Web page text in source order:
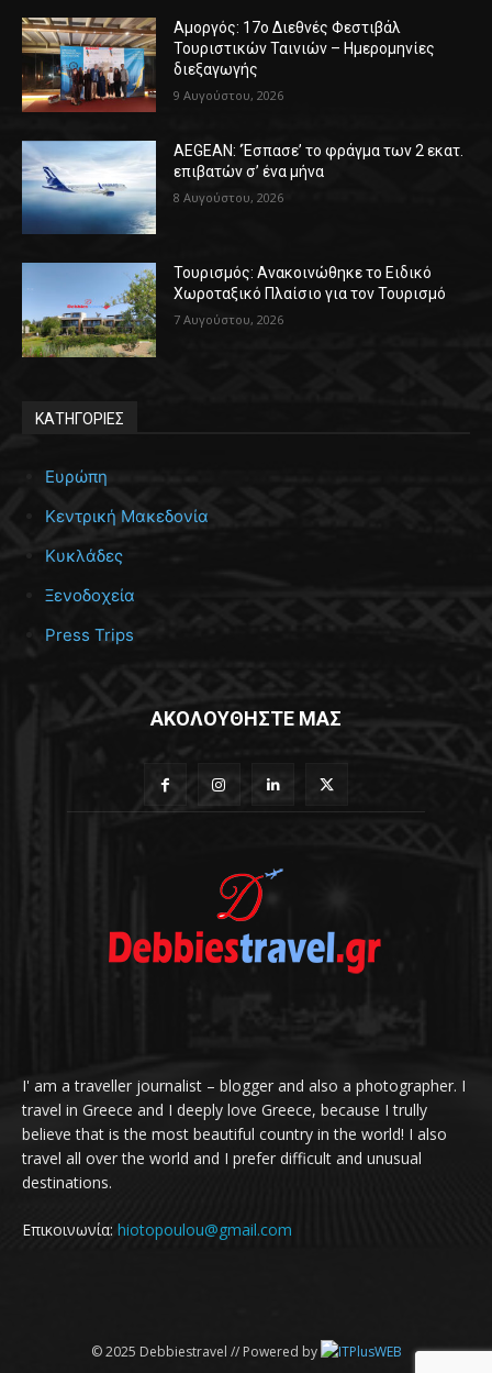
Αμοργός: 17ο Διεθνές Φεστιβάλ
Τουριστικών Ταινιών – Ημερομηνίες
διεξαγωγής
9 Αυγούστου, 2026
AEGEAN: ‘Έσπασε’ το φράγμα των 2 εκατ.
επιβατών σ’ ένα μήνα
8 Αυγούστου, 2026
Τουρισμός: Ανακοινώθηκε το Ειδικό
Χωροταξικό Πλαίσιο για τον Τουρισμό
7 Αυγούστου, 2026
ΚΑΤΗΓΟΡΙΕΣ
Ευρώπη
Κεντρική Μακεδονία
Κυκλάδες
Ξενοδοχεία
Press Trips
ΑΚΟΛΟΥΘΗΣΤΕ ΜΑΣ
I' am a traveller journalist – blogger and also a photographer. I
travel in Greece and I deeply love Greece, because I trully
believe that is the most beautiful country in the world! I also
travel all over the world and I prefer difficult and unusual
destinations.
Επικοινωνία: hiotopoulou@gmail.com
© 2025 Debbiestravel // Powered by